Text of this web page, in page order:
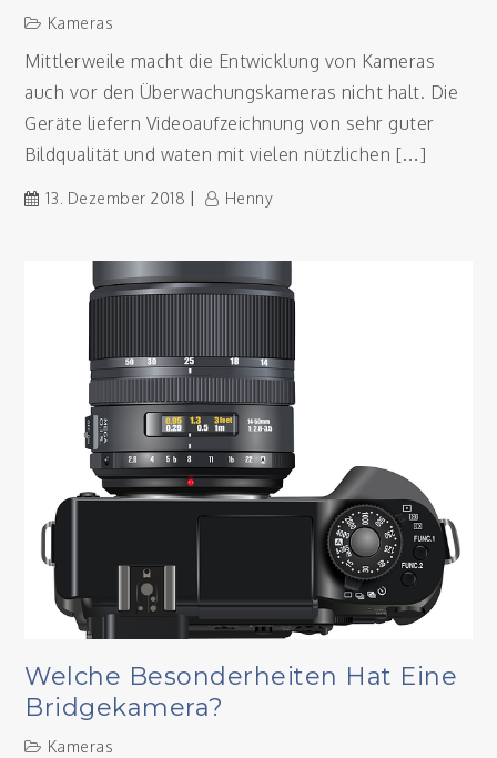
Kameras
Mittlerweile macht die Entwicklung von Kameras
auch vor den Überwachungskameras nicht halt. Die
Geräte liefern Videoaufzeichnung von sehr guter
Bildqualität und waten mit vielen nützlichen […]
13. Dezember 2018 Henny
Welche Besonderheiten Hat Eine
Bridgekamera?
Kameras